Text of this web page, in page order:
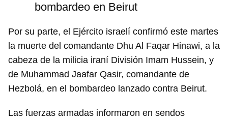
bombardeo en Beirut
Por su parte, el Ejército israelí confirmó este martes
la muerte del comandante Dhu Al Faqar Hinawi, a la
cabeza de la milicia iraní División Imam Hussein, y
de Muhammad Jaafar Qasir, comandante de
Hezbolá, en el bombardeo lanzado contra Beirut.
Las fuerzas armadas informaron en sendos